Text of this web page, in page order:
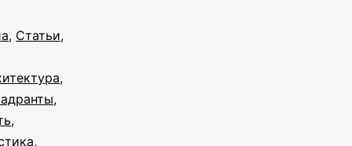
, Статьи,
,
,
,
,